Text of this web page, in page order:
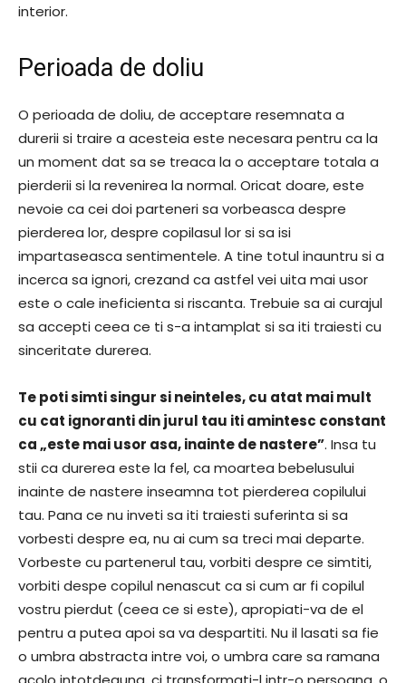
interior.
Perioada de doliu
O perioada de doliu, de acceptare resemnata a
durerii si traire a acesteia este necesara pentru ca la
un moment dat sa se treaca la o acceptare totala a
pierderii si la revenirea la normal. Oricat doare, este
nevoie ca cei doi parteneri sa vorbeasca despre
pierderea lor, despre copilasul lor si sa isi
impartaseasca sentimentele. A tine totul inauntru si a
incerca sa ignori, crezand ca astfel vei uita mai usor
este o cale ineficienta si riscanta. Trebuie sa ai curajul
sa accepti ceea ce ti s-a intamplat si sa iti traiesti cu
sinceritate durerea.
Te poti simti singur si neinteles, cu atat mai mult
cu cat ignoranti din jurul tau iti amintesc constant
ca „este mai usor asa, inainte de nastere”. Insa tu
stii ca durerea este la fel, ca moartea bebelusului
inainte de nastere inseamna tot pierderea copilului
tau. Pana ce nu inveti sa iti traiesti suferinta si sa
vorbesti despre ea, nu ai cum sa treci mai departe.
Vorbeste cu partenerul tau, vorbiti despre ce simtiti,
vorbiti despe copilul nenascut ca si cum ar fi copilul
vostru pierdut (ceea ce si este), apropiati-va de el
pentru a putea apoi sa va despartiti. Nu il lasati sa fie
o umbra abstracta intre voi, o umbra care sa ramana